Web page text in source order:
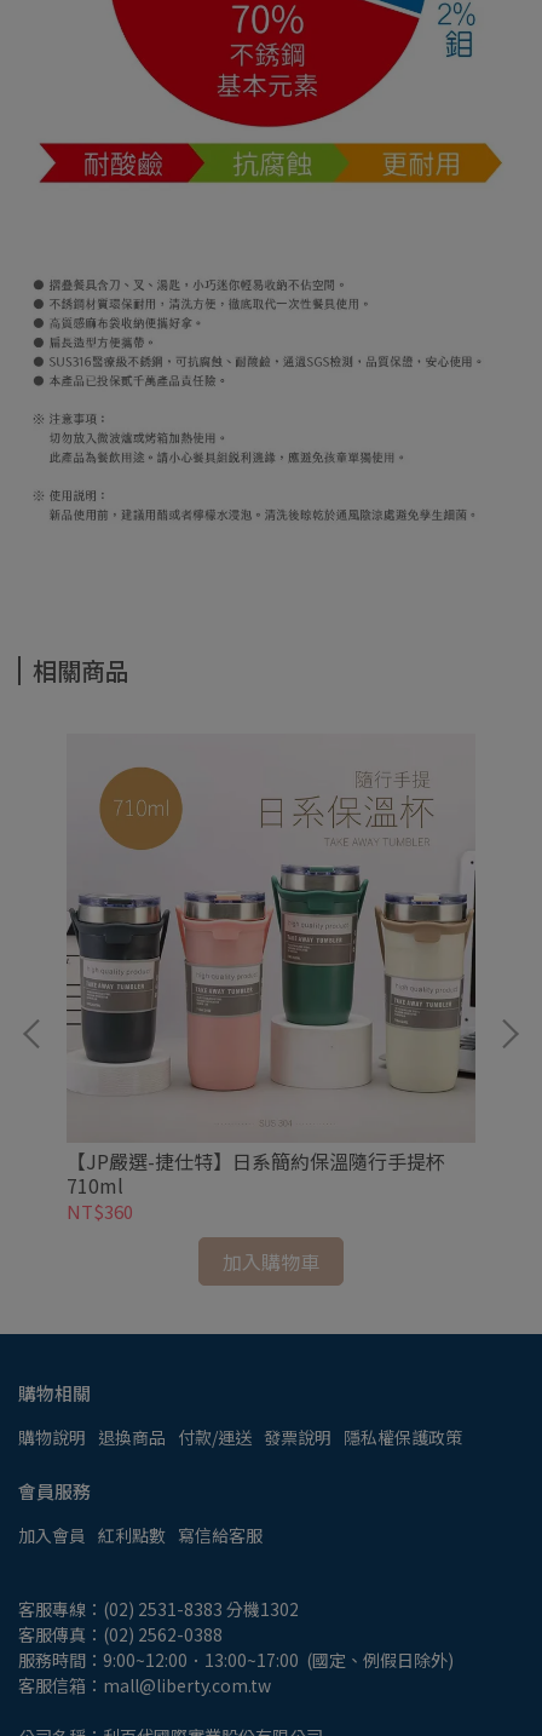
相關商品
【JP嚴選-捷仕特】日系簡約保溫隨行手提杯
710ml
NT$360
加入購物車
購物相關
購物說明 退換商品 付款/運送 發票說明 隱私權保護政策
會員服務
加入會員 紅利點數 寫信給客服
客服專線：(02) 2531-8383 分機1302
客服傳真：(02) 2562-0388
服務時間：9:00~12:00．13:00~17:00  (國定、例假日除外)
客服信箱：mall@liberty.com.tw